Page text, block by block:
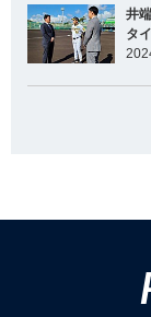
井
タ